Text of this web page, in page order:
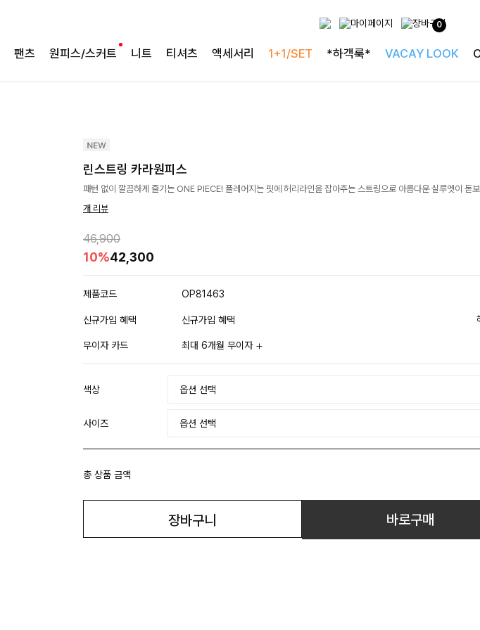
0
팬츠 원피스/스커트 니트 티셔츠 액세서리 1+1/SET *하객룩* VACAY LOOK
린스트링 카라원피스
패턴 없이 깔끔하게 즐기는 ONE PIECE! 플레어지는 핏에 허리라인을 잡아주는 스트링으로 아름다운 실루엣이 돋
개 리뷰
46,900
10%42,300
제품코드 OP81463
신규가입 혜택 신규가입 혜택
무이자 카드 최대 6개월 무이자
색상
사이즈
총 상품 금액
장바구니 바로구매